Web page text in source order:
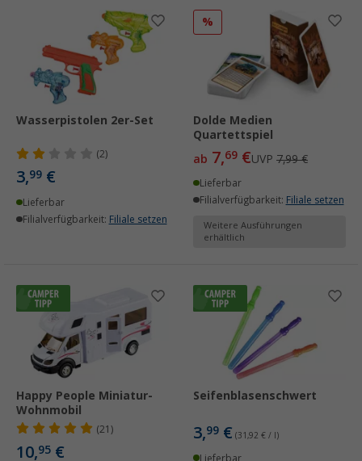
Wasserpistolen 2er-Set
(2)
3,99 €
Lieferbar
Filialverfügbarkeit: Filiale setzen
%
Dolde Medien
Quartettspiel
ab 7,69 €UVP 7,99 €
Lieferbar
Filialverfügbarkeit: Filiale setzen
Weitere Ausführungen
erhältlich
Happy People Miniatur-
Wohnmobil
(21)
10,95 €
Seifenblasenschwert
3,99 € (31,92 € / l)
Lieferbar